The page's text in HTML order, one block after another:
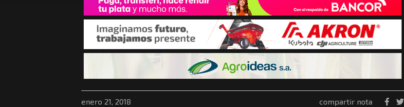
enero 21, 2018 compartir nota